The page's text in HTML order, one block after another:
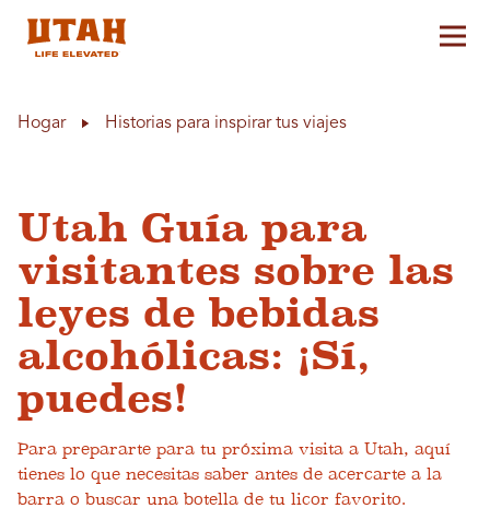
Hogar Historias para inspirar tus viajes
Utah Guía para
visitantes sobre las
leyes de bebidas
alcohólicas: ¡Sí,
puedes!
Para prepararte para tu próxima visita a Utah, aquí
tienes lo que necesitas saber antes de acercarte a la
barra o buscar una botella de tu licor favorito.